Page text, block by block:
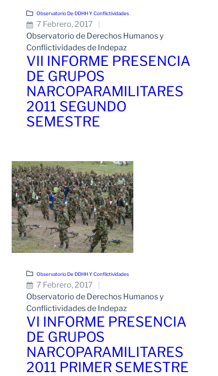
Observatorio De DDHH Y Conflictividades
7 Febrero, 2017
Observatorio de Derechos Humanos y
Conflictividades de Indepaz
VII INFORME PRESENCIA
DE GRUPOS
NARCOPARAMILITARES
2011 SEGUNDO
SEMESTRE
Observatorio De DDHH Y Conflictividades
7 Febrero, 2017
Observatorio de Derechos Humanos y
Conflictividades de Indepaz
VI INFORME PRESENCIA
DE GRUPOS
NARCOPARAMILITARES
2011 PRIMER SEMESTRE